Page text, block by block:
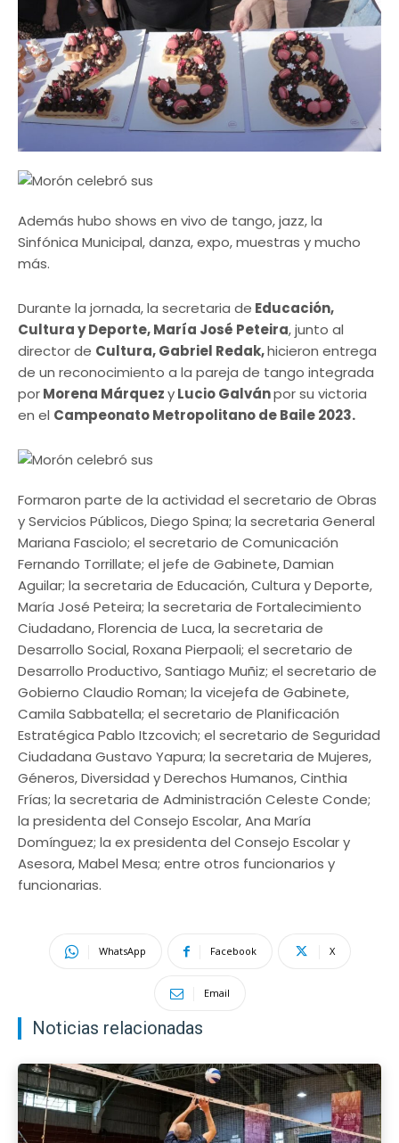
Además hubo shows en vivo de tango, jazz, la
Sinfónica Municipal, danza, expo, muestras y mucho
más.
Durante la jornada, la secretaria de Educación,
Cultura y Deporte, María José Peteira, junto al
director de Cultura, Gabriel Redak,hicieron entrega
de un reconocimiento a la pareja de tango integrada
porMorena MárquezyLucio Galvánpor su victoria
en el Campeonato Metropolitano de Baile 2023.
Formaron parte de la actividad el secretario de Obras
y Servicios Públicos, Diego Spina; la secretaria General
Mariana Fasciolo; el secretario de Comunicación
Fernando Torrillate; el jefe de Gabinete, Damian
Aguilar; la secretaria de Educación, Cultura y Deporte,
María José Peteira; la secretaria de Fortalecimiento
Ciudadano, Florencia de Luca, la secretaria de
Desarrollo Social, Roxana Pierpaoli; el secretario de
Desarrollo Productivo, Santiago Muñiz; el secretario de
Gobierno Claudio Roman; la vicejefa de Gabinete,
Camila Sabbatella; el secretario de Planificación
Estratégica Pablo Itzcovich; el secretario de Seguridad
Ciudadana Gustavo Yapura; la secretaria de Mujeres,
Géneros, Diversidad y Derechos Humanos, Cinthia
Frías; la secretaria de Administración Celeste Conde;
la presidenta del Consejo Escolar, Ana María
Domínguez; la ex presidenta del Consejo Escolar y
Asesora, Mabel Mesa; entre otros funcionarios y
funcionarias.
WhatsApp Facebook X
Email
Noticias relacionadas